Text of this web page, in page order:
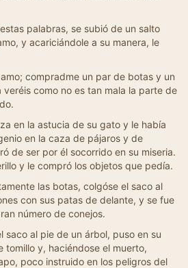
palabras, se subió de un salto
y acariciándole a su manera, le
compradme un par de botas y un
como no es tan mala la parte de
en la astucia de su gato y le había
en la caza de pájaros y de
de ser por él socorrido en su miseria.
y le compró los objetos que pedía.
las botas, colgóse el saco al
con sus patas de delante, y se fue
número de conejos.
saco al pie de un árbol, puso en su
tomillo y, haciéndose el muerto,
poco instruido en los peligros del